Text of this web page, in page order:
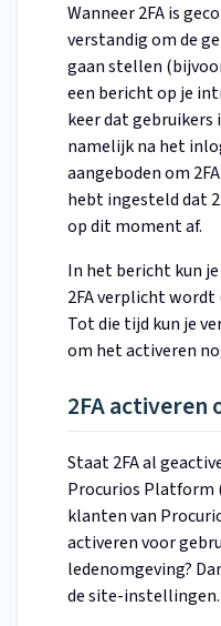
Wanneer 2FA is
verstandig om de
gaan stellen
een bericht op je
keer dat
namelijk na het
aangeboden om
hebt ingesteld dat
op dit moment af.
In het bericht kun
2FA verplicht wordt
Tot die tijd kun je
om het activeren
2FA activeren
Staat 2FA al
Procurios Platform
klanten van
activeren voor
ledenomgeving?
de site-instellingen.